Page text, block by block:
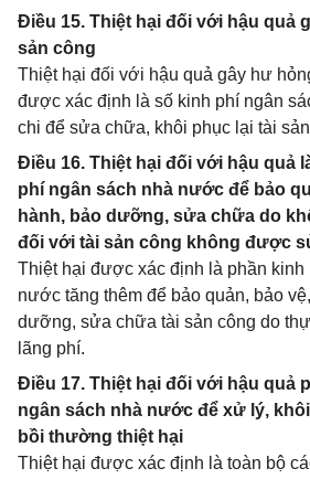
Điều 15. Thiệt hại đối với hậu quả
sản công
Thiệt hại đối với hậu quả gây hư
được xác định là số kinh phí ngân
chi để sửa chữa, khôi phục lại tài
Điều 16. Thiệt hại đối với hậu quả
phí ngân sách nhà nước để bảo
hành, bảo dưỡng, sửa chữa do
đối với tài sản công không được
Thiệt hại được xác định là phần kinh
nước tăng thêm để bảo quản, bảo
dưỡng, sửa chữa tài sản công do
lãng phí.
Điều 17. Thiệt hại đối với hậu quả
ngân sách nhà nước để xử lý,
bồi thường thiệt hại
Thiệt hại được xác định là toàn bộ